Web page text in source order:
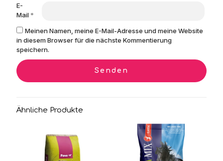
E-
Mail *
Meinen Namen, meine E-Mail-Adresse und meine Website
in diesem Browser für die nächste Kommentierung
speichern.
Ähnliche Produkte